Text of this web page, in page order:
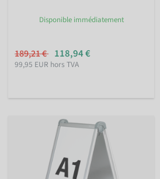
Disponible immédiatement
189,21 € 118,94 €
99,95 EUR hors TVA